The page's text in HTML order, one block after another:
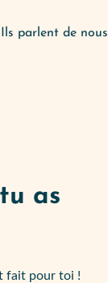
Ils parlent de nous
as
fait pour toi !